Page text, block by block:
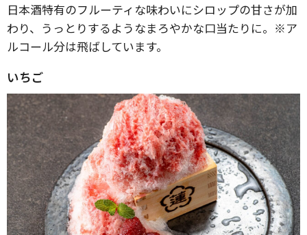
日本酒特有のフルーティな味わいにシロップの甘さが加
わり、うっとりするようなまろやかな口当たりに。※ア
ルコール分は飛ばしています。
いちご